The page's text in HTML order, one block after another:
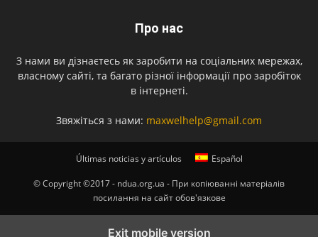
Про нас
З нами ви дізнаєтесь як заробити на соціальних мережах,
власному сайті, та багато різної інформації про заробіток
в інтернеті.
Звяжіться з нами: maxwelhelp@gmail.com
Últimas noticias y artículos Español
© Copyright ©2017 - ndua.org.ua - При копіюванні матеріалів
посилання на сайт обов'язкове
Exit mobile version